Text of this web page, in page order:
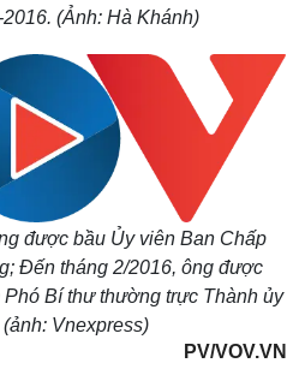
(Ảnh: Hà Khánh)
được bầu Ủy viên Ban Chấp
Đến tháng 2/2016, ông được
Bí thư thường trực Thành ủy
(ảnh: Vnexpress)
PV/VOV.VN